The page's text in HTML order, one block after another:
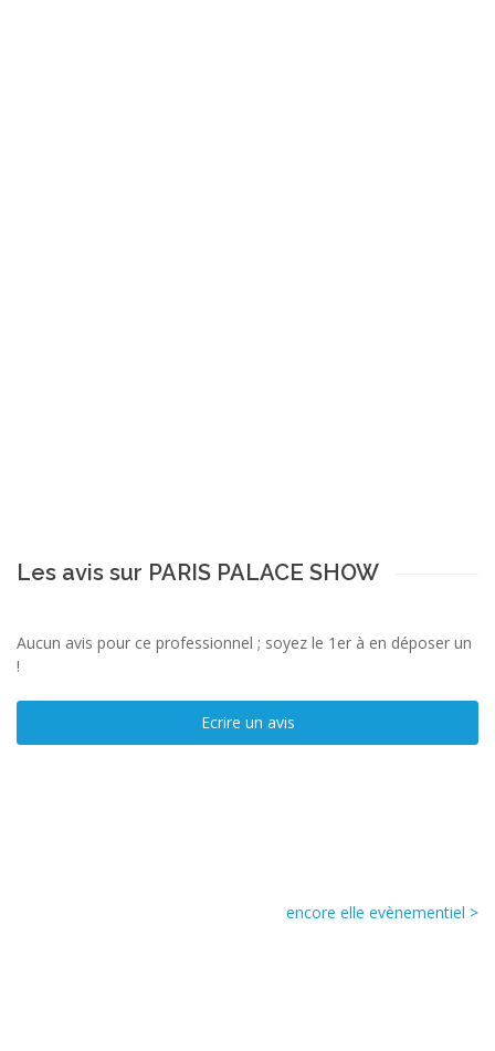
Les avis sur PARIS PALACE SHOW
Aucun avis pour ce professionnel ; soyez le 1er à en déposer un
!
Ecrire un avis
encore elle evènementiel >